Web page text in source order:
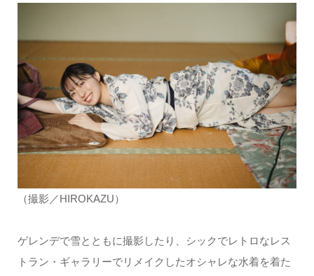
（撮影／HIROKAZU）
ゲレンデで雪とともに撮影したり、シックでレトロなレス
トラン・ギャラリーでリメイクしたオシャレな水着を着た